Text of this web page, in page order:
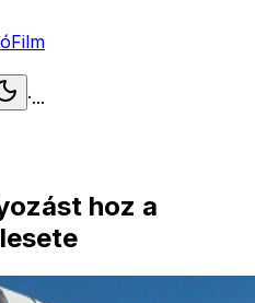
Film
·...
hoz a